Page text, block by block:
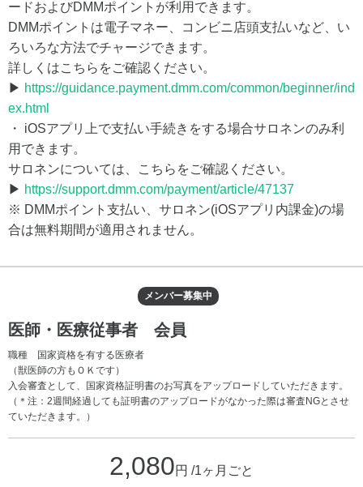
ードおよびDMMポイントが利用できます。
DMMポイントは電子マネー、コンビニ店頭支払いなど、い
ろいろな方法でチャージできます。
詳しくはこちらをご確認ください。
▶ https://guidance.payment.dmm.com/common/beginner/ind
ex.html
・ iOSアプリ上で支払い手続きをする場合サロネンのみ利
用できます。
サロネンについては、こちらをご確認ください。
▶ https://support.dmm.com/payment/article/47137
※ DMMポイント支払い、サロネン(iOSアプリ内課金)の場
合は無料期間が適用されません。
メンバー募集中
医師・医療従事者 会員
職種 国家資格を有する医療者
（獣医師の方もＯＫです）
入会審査として、国家資格証明書のお写真をアップロードしていただきます。
（＊注：2週間経過しても証明書のアップロードがなかった際は審査NGとさせ
ていただきます。）
2,080円 /1ヶ月ごと